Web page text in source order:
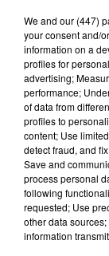
Hervé
Carmen et
Soline (Yèvres)
We and our (447)
your consent and/
information on a
profiles for
advertising;
performance;
of data from
profiles to
content; Use
detect fraud, and
Save and
process personal
following
requested; Use
other data
information